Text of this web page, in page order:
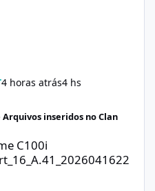
4 horas atrás4 hs
inseridos no Clan
C100i